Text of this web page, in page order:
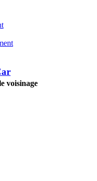
voisinage